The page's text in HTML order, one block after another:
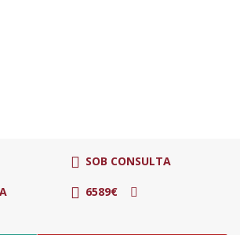
SOB CONSULTA
6589€